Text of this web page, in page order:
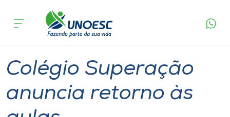
Cursos
Atendimento ao Estudante
acontece
Colégio Superação
anuncia retorno às